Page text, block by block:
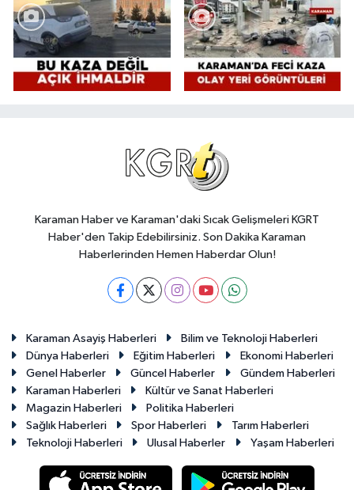
Karaman Haber ve Karaman'daki Sıcak Gelişmeleri KGRT
Haber'den Takip Edebilirsiniz. Son Dakika Karaman
Haberlerinden Hemen Haberdar Olun!
Karaman Asayiş Haberleri
Bilim ve Teknoloji Haberleri
Dünya Haberleri
Eğitim Haberleri
Ekonomi Haberleri
Genel Haberler
Güncel Haberler
Gündem Haberleri
Karaman Haberleri
Kültür ve Sanat Haberleri
Magazin Haberleri
Politika Haberleri
Sağlık Haberleri
Spor Haberleri
Tarım Haberleri
Teknoloji Haberleri
Ulusal Haberler Yaşam Haberleri